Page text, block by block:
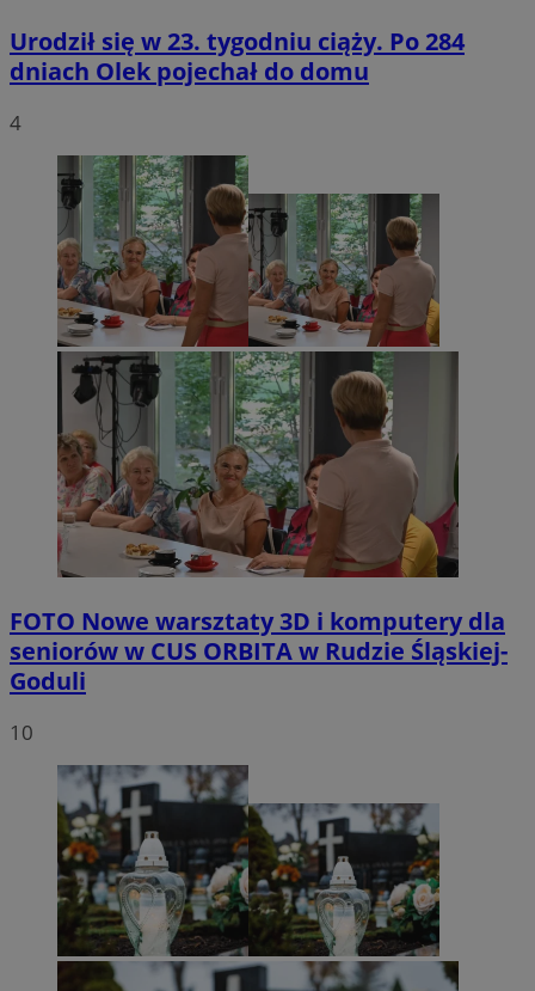
Urodził się w 23. tygodniu ciąży. Po 284
dniach Olek pojechał do domu
4
FOTO Nowe warsztaty 3D i komputery dla
seniorów w CUS ORBITA w Rudzie Śląskiej-
Goduli
10